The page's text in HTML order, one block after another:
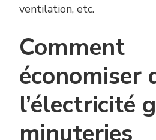
ventilation, etc.
Comment
économiser
l’électricité
minuteries